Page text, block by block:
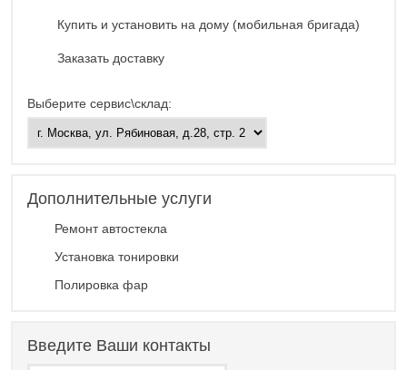
Купить и установить на дому (мобильная бригада)
Заказать доставку
Выберите сервис\склад:
Дополнительные услуги
Ремонт автостекла
Установка тонировки
Полировка фар
Введите Ваши контакты